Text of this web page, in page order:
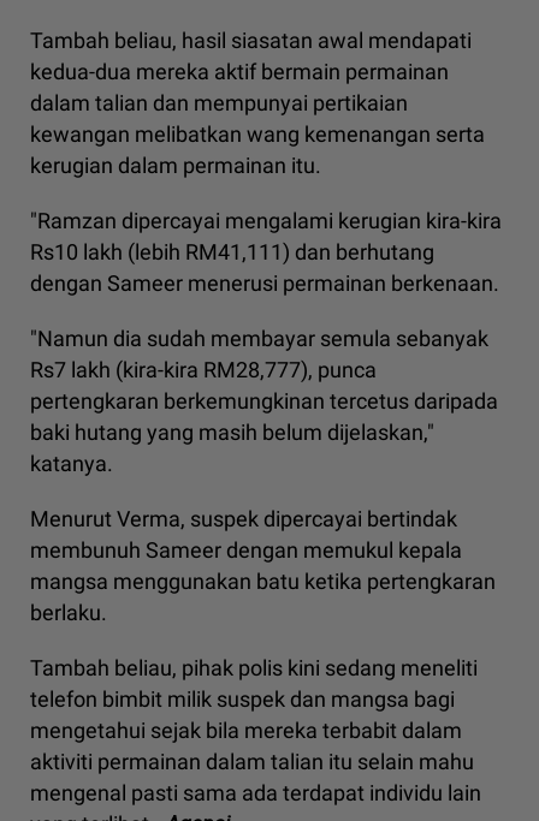
Tambah beliau, hasil siasatan awal mendapati
kedua-dua mereka aktif bermain permainan
dalam talian dan mempunyai pertikaian
kewangan melibatkan wang kemenangan serta
kerugian dalam permainan itu.
"Ramzan dipercayai mengalami kerugian kira-kira
Rs10 lakh (lebih RM41,111) dan berhutang
dengan Sameer menerusi permainan berkenaan.
"Namun dia sudah membayar semula sebanyak
Rs7 lakh (kira-kira RM28,777), punca
pertengkaran berkemungkinan tercetus daripada
baki hutang yang masih belum dijelaskan,"
katanya.
Menurut Verma, suspek dipercayai bertindak
membunuh Sameer dengan memukul kepala
mangsa menggunakan batu ketika pertengkaran
berlaku.
Tambah beliau, pihak polis kini sedang meneliti
telefon bimbit milik suspek dan mangsa bagi
mengetahui sejak bila mereka terbabit dalam
aktiviti permainan dalam talian itu selain mahu
mengenal pasti sama ada terdapat individu lain